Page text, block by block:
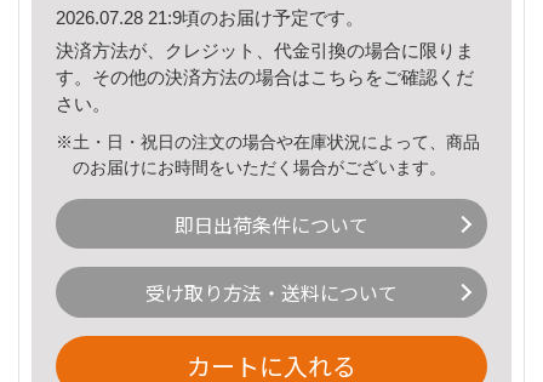
2026.07.28 21:9頃のお届け予定です。
決済方法が、クレジット、代金引換の場合に限りま
す。その他の決済方法の場合はこちら をご確認くだ
さい。
※土・日・祝日の注文の場合や在庫状況によって、商品
のお届けにお時間をいただく場合がございます。
即日出荷条件について
受け取り方法・送料について
カートに入れる